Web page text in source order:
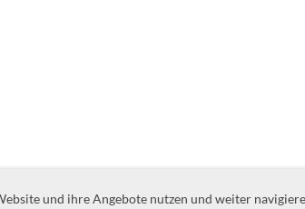
und ihre Angebote nutzen und weiter